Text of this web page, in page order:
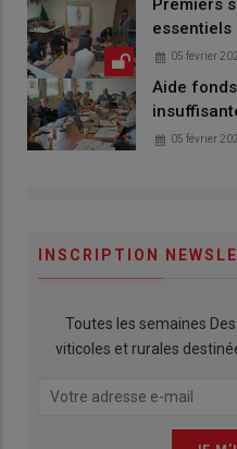
Premiers
essentiels
05 février
Aide
05 février
INSCRIPTION
Toutes les semaines
viticoles et rurales